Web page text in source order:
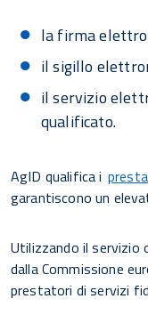
la firma
il sigillo
il servizio
qualificato.
AgID qualifica i
garantiscono un
Utilizzando il servizio
dalla Commissione
prestatori di servizi